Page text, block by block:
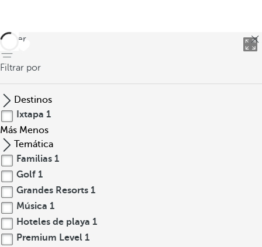
volver
Filtrar por
Destinos
Ixtapa 1
Más Menos
Temática
Familias 1
Golf 1
Grandes Resorts 1
Música 1
Hoteles de playa 1
Premium Level 1